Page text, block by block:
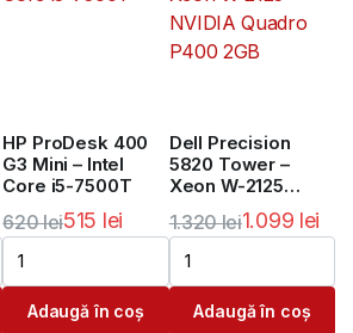
HP ProDesk 400
G3 Mini – Intel
Core i5-7500T
620lei
Prețul
inițial
515 lei
Prețul
curent
este:
Adaugă în coș
Dell Precision
5820 Tower –
Xeon W-2125
NVIDIA Quadro
P400 2GB
1.320lei
Prețul
inițial
1.099 lei
Prețul
curent
este:
Adaugă în coș